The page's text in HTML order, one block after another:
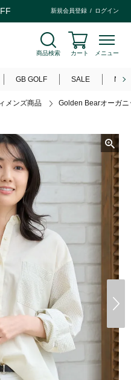
新規会員登録 ログイン
商品検索 カート メニュー
GB GOLF SALE
メンズ商品 Golden Bearオーガ